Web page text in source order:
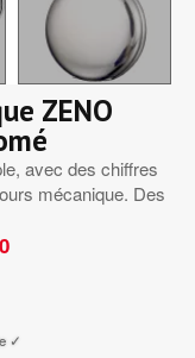
ZENO
avec des chiffres
mécanique. Des
✓